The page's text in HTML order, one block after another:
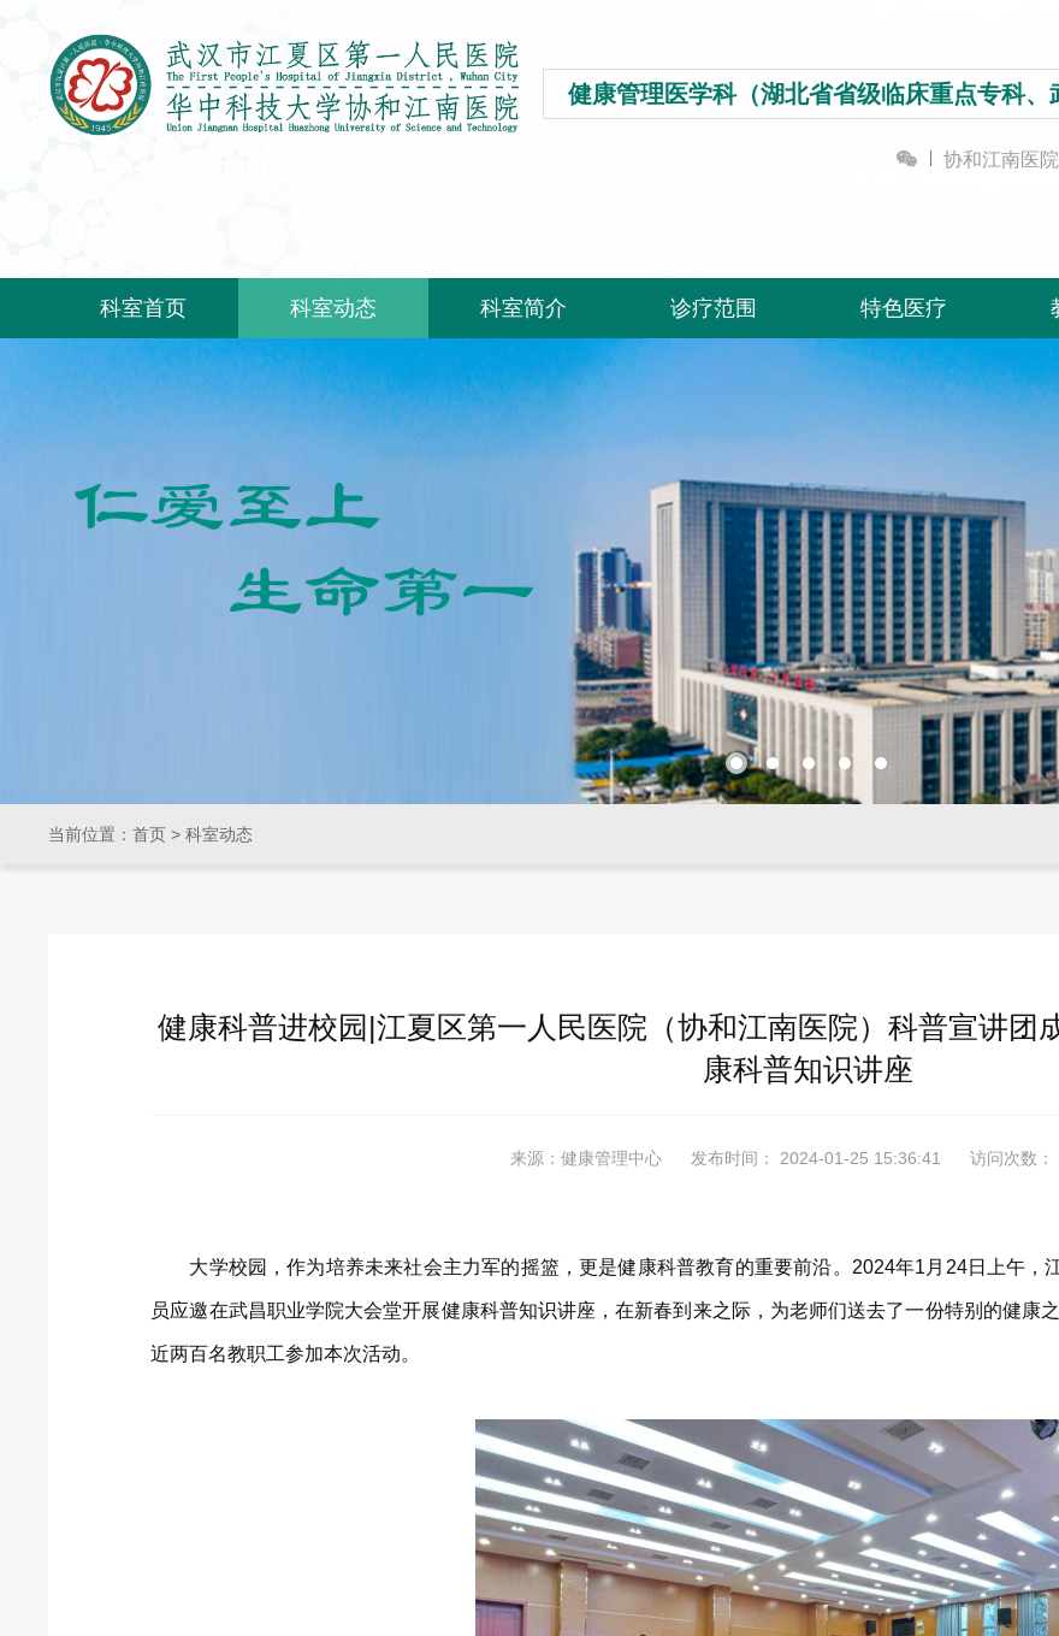
健康管理医学科（湖北省省级临床重点专科、
 协和江南医
科室首页 科室动态 科室简介 诊疗范围 特色医疗
当前位置：首页 >科室动态
健康科普进校园|江夏区第一人民医院（协和江南医院）科普宣讲团
康科普知识讲座
来源：健康管理中心 发布时间： 2024-01-25 15:36:41 访问次数：
大学校园，作为培养未来社会主力军的摇篮，更是健康科普教育的重要前沿。2024年1月24日上午，
员应邀在武昌职业学院大会堂开展健康科普知识讲座，在新春到来之际，为老师们送去了一份特别的健康
近两百名教职工参加本次活动。